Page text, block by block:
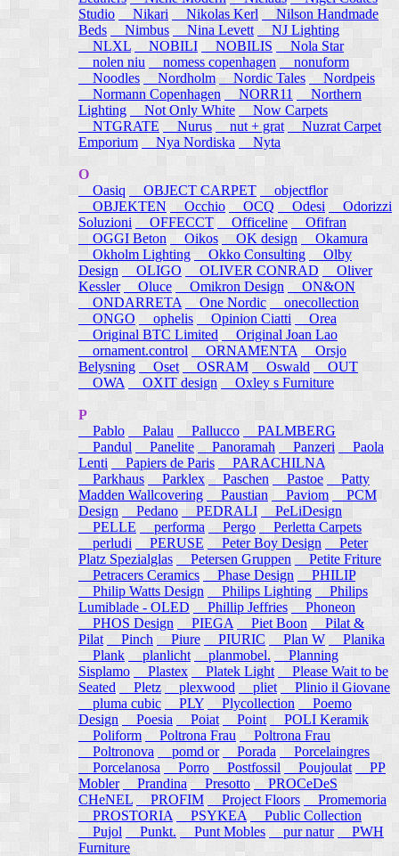
Studio
Nikari Nikolas Kerl
Nilson Handmade
Beds
Nimbus Nina Levett
NJ Lighting
NLXL
NOBILI NOBILIS
Nola Star
nolen niu
nomess copenhagen
nonuform
Noodles
Nordholm Nordic Tales
Nordpeis
Normann Copenhagen
NORR11
Northern
Lighting
Not Only White
Now Carpets
NTGRATE
Nurus nut + grat
Nuzrat Carpet
Emporium
Nya Nordiska Nyta
O
Oasiq
OBJECT CARPET
objectflor
OBJEKTEN
Occhio OCQ Odesi
Odorizzi
Soluzioni
OFFECCT Officeline
Ofifran
OGGI Beton
Oikos OK design
Okamura
Okholm Lighting
Okko Consulting
Olby
Design
OLIGO OLIVER CONRAD
Oliver
Kessler
Oluce Omikron Design
ON&ON
ONDARRETA
One Nordic
onecollection
ONGO
ophelis Opinion Ciatti
Orea
Original BTC Limited
Original Joan Lao
ornament.control
ORNAMENTA
Orsjo
Belysning
Oset OSRAM Oswald
OUT
OWA
OXIT design Oxley s Furniture
P
Pablo
Palau Pallucco
PALMBERG
Pandul
Panelite Panoramah Panzeri
Paola
Lenti
Papiers de Paris
PARACHILNA
Parkhaus
Parklex Paschen Pastoe
Patty
Madden Wallcovering
Paustian Paviom
PCM
Design
Pedano PEDRALI
PeLiDesign
PELLE
performa Pergo
Perletta Carpets
perludi
PERUSE Peter Boy Design
Peter
Platz Spezialglas
Petersen Gruppen
Petite Friture
Petracers Ceramics
Phase Design
PHILIP
Philip Watts Design
Philips Lighting
Philips
Lumiblade - OLED
Phillip Jeffries
Phoneon
PHOS Design
PIEGA Piet Boon
Pilat &
Pilat
Pinch Piure PIURIC Plan W
Planika
Plank
planlicht planmobel. Planning
Sisplamo
Plastex Platek Light
Please Wait to be
Seated
Pletz plexwood pliet
Plinio il Giovane
pluma cubic
PLY Plycollection
Poemo
Design
Poesia Poiat Point
POLI Keramik
Poliform
Poltrona Frau
Poltrona Frau
Poltronova
pomd or Porada
Porcelaingres
Porcelanosa
Porro Postfossil Poujoulat
PP
Mobler
Prandina Presotto
PROCeDeS
CHeNEL
PROFIM Project Floors
Promemoria
PROSTORIA
PSYKEA
Public Collection
Pujol
Punkt. Punt Mobles pur natur
PWH
Furniture